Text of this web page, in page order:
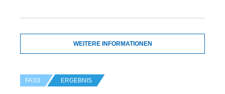
WEITERE INFORMATIONEN
FA 03 ERGEBNIS